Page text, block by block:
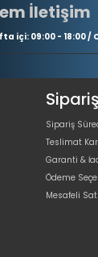
İletişim
içi: 09:00 - 18:00 /
Sipariş
Teslimat
Garanti &
Ödeme
Mesafeli